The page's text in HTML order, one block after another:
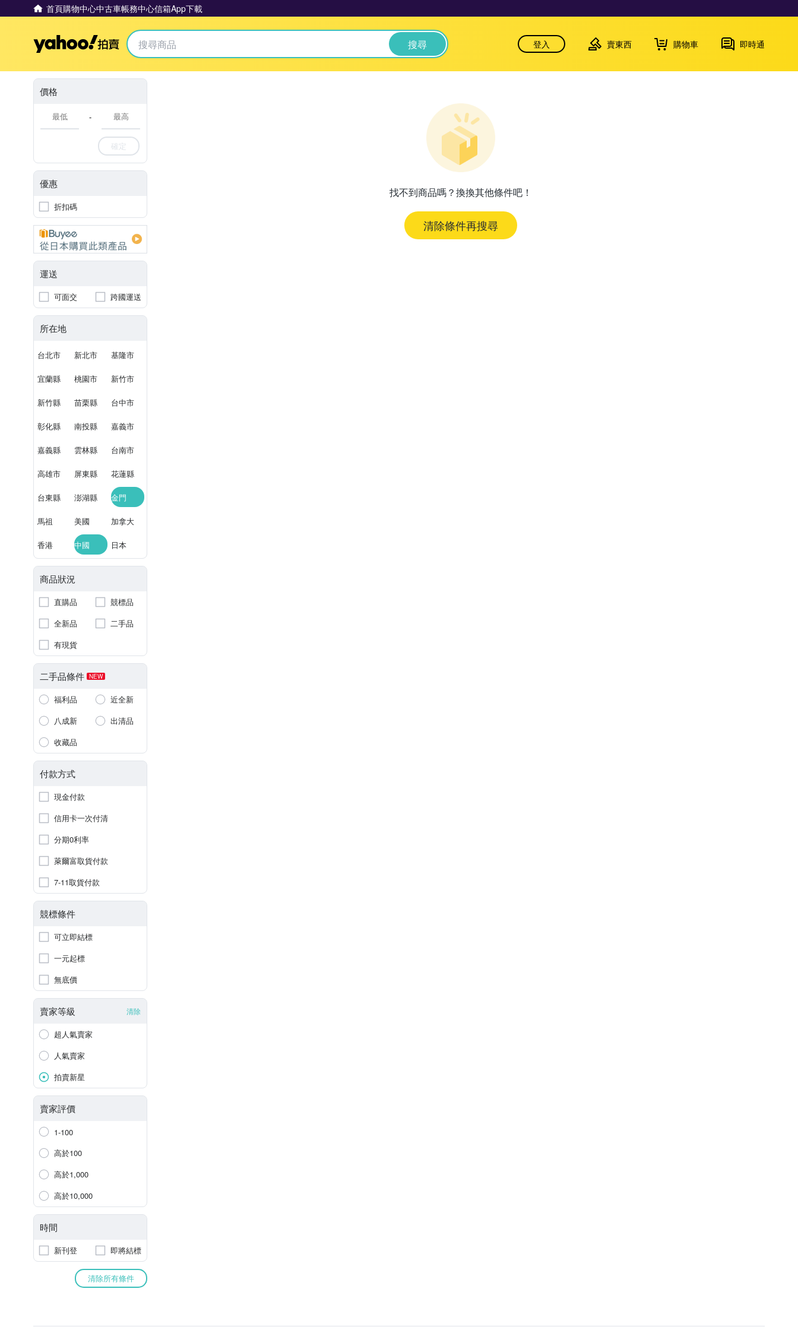
首頁購物中心中古車帳務中心信箱App下載
Yahoo拍賣 搜尋 登入 賣東西 購物車 即時通
價格
-
確定
優惠
折扣碼
運送
可面交 跨國運送
所在地
台北市 新北市 基隆市
宜蘭縣 桃園市 新竹市
新竹縣 苗栗縣 台中市
彰化縣 南投縣 嘉義市
嘉義縣 雲林縣 台南市
高雄市 屏東縣 花蓮縣
台東縣 澎湖縣 金門
馬祖 美國 加拿大
香港 中國 日本
商品狀況
直購品
競標品
全新品
二手品
有現貨
二手品條件 NEW
福利品
近全新
八成新
出清品
收藏品
付款方式
現金付款
信用卡一次付清
分期0利率
萊爾富取貨付款
7-11取貨付款
競標條件
可立即結標
一元起標
無底價
賣家等級 清除
超人氣賣家
人氣賣家
拍賣新星
賣家評價
1-100
高於100
高於1,000
高於10,000
時間
新刊登 即將結標
清除所有條件
找不到商品嗎？換換其他條件吧！
清除條件再搜尋